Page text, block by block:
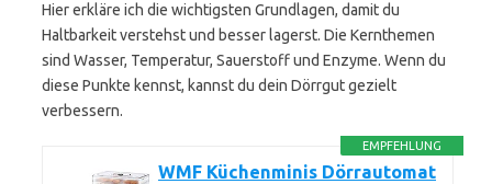
Hier erkläre ich die wichtigsten Grundlagen, damit du
Haltbarkeit verstehst und besser lagerst. Die Kernthemen
sind Wasser, Temperatur, Sauerstoff und Enzyme. Wenn du
diese Punkte kennst, kannst du dein Dörrgut gezielt
verbessern.
EMPFEHLUNG
WMF Küchenminis Dörrautomat